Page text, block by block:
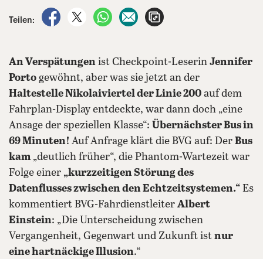
Teilen:
auf Facebook teilen
auf X teilenper WhatsApp teilen
per E-Mail teilen
An Verspätungen ist Checkpoint-Leserin Jennifer
Porto gewöhnt, aber was sie jetzt an der
Haltestelle Nikolaiviertel der Linie 200 auf dem
Fahrplan-Display entdeckte, war dann doch „eine
Ansage der speziellen Klasse“: Übernächster Bus in
69 Minuten! Auf Anfrage klärt die BVG auf: Der Bus
kam „deutlich früher“, die Phantom-Wartezeit war
Folge einer „kurzzeitigen Störung des
Datenflusses zwischen den Echtzeitsystemen.“ Es
kommentiert BVG-Fahrdienstleiter Albert
Einstein: „Die Unterscheidung zwischen
Vergangenheit, Gegenwart und Zukunft ist nur
eine hartnäckige Illusion.“